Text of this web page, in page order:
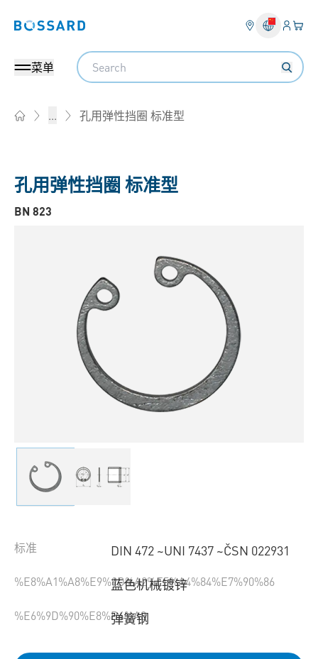
Bossard homepage 登入
您
菜单
Search
... 孔用弹性挡圈 标准型
孔用弹性挡圈 标准型
BN 823
标准 DIN 472 ~UNI 7437 ~ČSN 022931
%E8%A1%A8%E9%9D%A2%E5%A4%84%E7%90%86
蓝色机械镀锌
%E6%9D%90%E8%B4%A8
弹簧钢